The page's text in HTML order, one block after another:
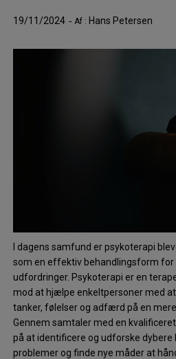
19/11/2024 Af : Hans Petersen
I dagens samfund er psykoterapi
som en effektiv behandlingsform
udfordringer. Psykoterapi er en
mod at hjælpe enkeltpersoner med
tanker, følelser og adfærd på en
Gennem samtaler med en
på at identificere og udforske dybere
problemer og finde nye måder at